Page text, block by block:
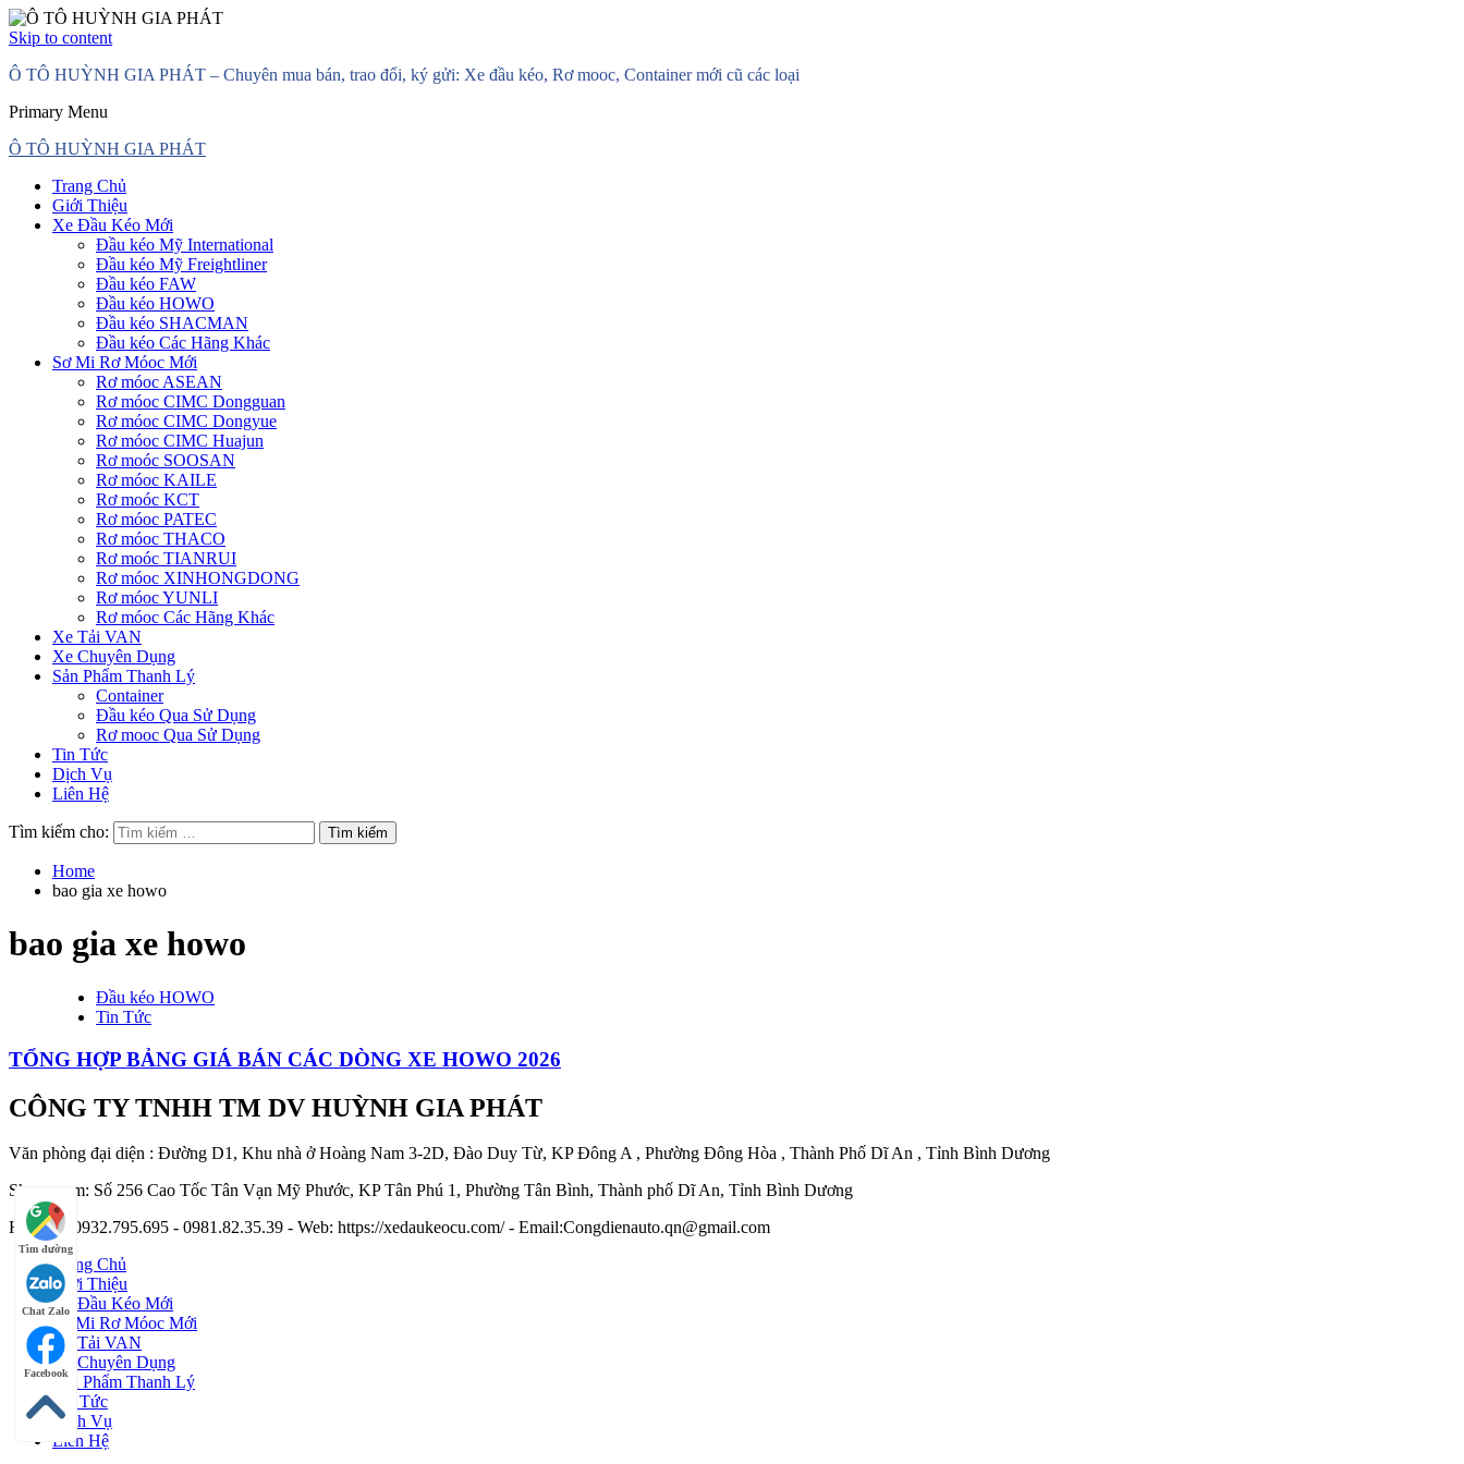
Skip to content
Ô TÔ HUỲNH GIA PHÁT – Chuyên mua bán, trao đổi, ký gửi: Xe đầu kéo, Rơ mooc, Container mới cũ các loại
Primary Menu
Ô TÔ HUỲNH GIA PHÁT
Trang Chủ
Giới Thiệu
Xe Đầu Kéo Mới
Đầu kéo Mỹ International
Đầu kéo Mỹ Freightliner
Đầu kéo FAW
Đầu kéo HOWO
Đầu kéo SHACMAN
Đầu kéo Các Hãng Khác
Sơ Mi Rơ Móoc Mới
Rơ móoc ASEAN
Rơ móoc CIMC Dongguan
Rơ móoc CIMC Dongyue
Rơ móoc CIMC Huajun
Rơ moóc SOOSAN
Rơ móoc KAILE
Rơ moóc KCT
Rơ móoc PATEC
Rơ móoc THACO
Rơ moóc TIANRUI
Rơ móoc XINHONGDONG
Rơ móoc YUNLI
Rơ móoc Các Hãng Khác
Xe Tải VAN
Xe Chuyên Dụng
Sản Phẩm Thanh Lý
Container
Đầu kéo Qua Sử Dụng
Rơ mooc Qua Sử Dụng
Tin Tức
Dịch Vụ
Liên Hệ
Tìm kiếm cho:
Home
bao gia xe howo
bao gia xe howo
Đầu kéo HOWO
Tin Tức
TỔNG HỢP BẢNG GIÁ BÁN CÁC DÒNG XE HOWO 2026
CÔNG TY TNHH TM DV HUỲNH GIA PHÁT
Văn phòng đại diện : Đường D1, Khu nhà ở Hoàng Nam 3-2D, Đào Duy Từ, KP Đông A , Phường Đông Hòa , Thành Phố Dĩ An , Tỉnh Bình Dương
Showroom: Số 256 Cao Tốc Tân Vạn Mỹ Phước, KP Tân Phú 1, Phường Tân Bình, Thành phố Dĩ An, Tỉnh Bình Dương
Hotline : 0932.795.695 - 0981.82.35.39 - Web: https://xedaukeocu.com/ - Email:Congdienauto.qn@gmail.com
Tìm đường
Chat Zalo
Facebook
Trang Chủ
Giới Thiệu
Xe Đầu Kéo Mới
Sơ Mi Rơ Móoc Mới
Xe Tải VAN
Xe Chuyên Dụng
Sản Phẩm Thanh Lý
Tin Tức
Dịch Vụ
Liên Hệ